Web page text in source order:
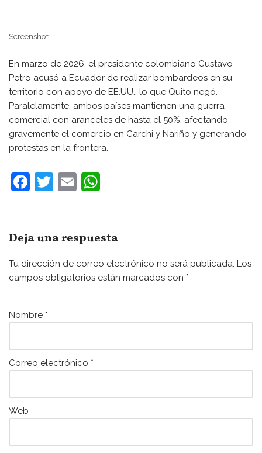
Screenshot
En marzo de 2026, el presidente colombiano Gustavo
Petro acusó a Ecuador de realizar bombardeos en su
territorio con apoyo de EE.UU., lo que Quito negó.
Paralelamente, ambos países mantienen una guerra
comercial con aranceles de hasta el 50%, afectando
gravemente el comercio en Carchi y Nariño y generando
protestas en la frontera.
F
e
b
o
k
T
er
E
l
s
A
p
Deja una respuesta
Tu dirección de correo electrónico no será publicada. Los
campos obligatorios están marcados con *
Nombre *
Correo electrónico *
Web